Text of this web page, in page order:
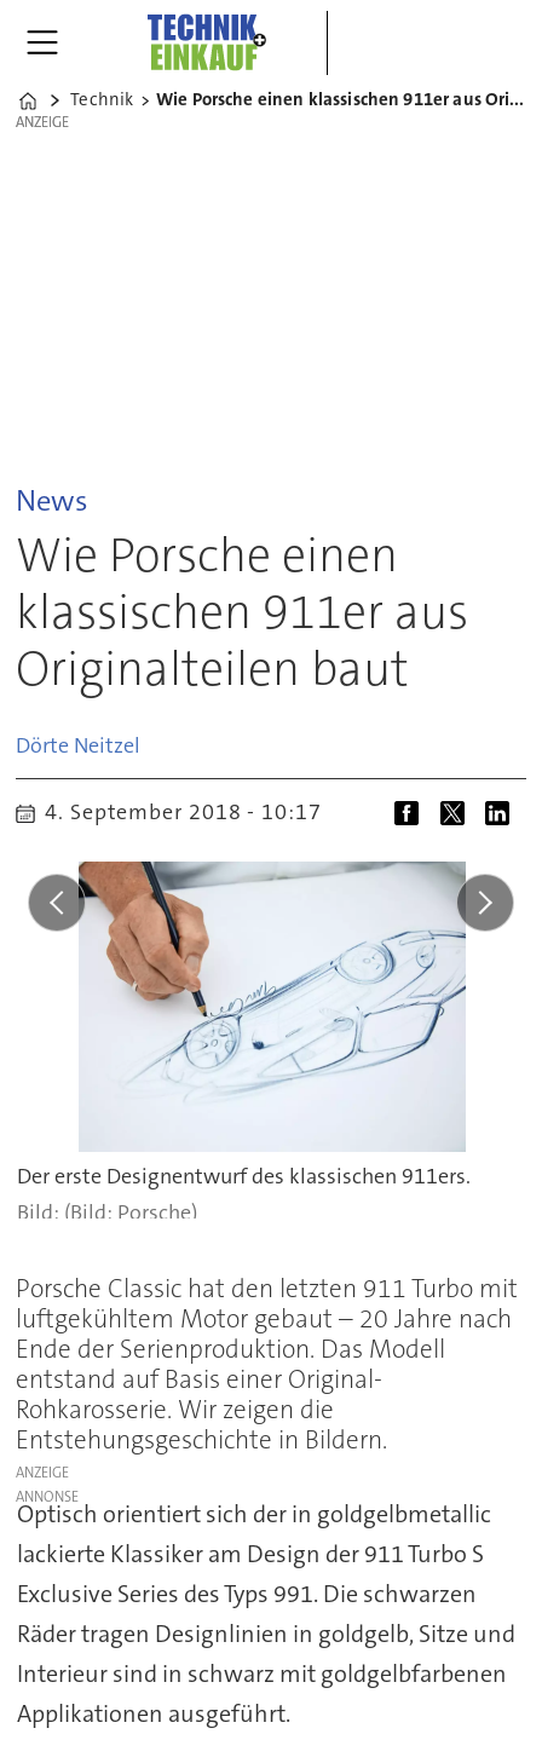
Home
Technik Wie Porsche einen klassischen 911er aus Originalteilen baut
ANZEIGE
ANZEIGE
News
Wie Porsche einen
klassischen 911er aus
Originalteilen baut
Dörte Neitzel
4. September 2018 - 10:17
Der erste Designentwurf des klassischen 911ers.
(Bild: Porsche)
Porsche Classic hat den letzten 911 Turbo mit
luftgekühltem Motor gebaut – 20 Jahre nach
Ende der Serienproduktion. Das Modell
entstand auf Basis einer Original-
Rohkarosserie. Wir zeigen die
Entstehungsgeschichte in Bildern.
ANZEIGE
Optisch orientiert sich der in goldgelbmetallic
lackierte Klassiker am Design der 911 Turbo S
Exclusive Series des Typs 991. Die schwarzen
Räder tragen Designlinien in goldgelb, Sitze und
Interieur sind in schwarz mit goldgelbfarbenen
Applikationen ausgeführt.